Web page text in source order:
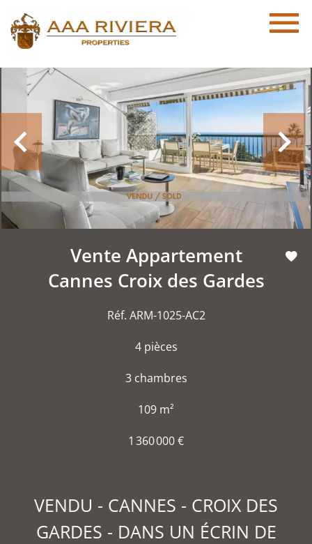
Vente Appartement
Cannes Croix des Gardes
Réf. ARM-1025-AC2
4 pièces
3 chambres
109 m²
1 360 000 €
VENDU - CANNES - CROIX DES
GARDES - DANS UN ÉCRIN DE